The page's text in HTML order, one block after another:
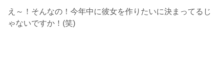
え～！そんなの！今年中に彼女を作りたいに決まってるじ
ゃないですか！(笑)